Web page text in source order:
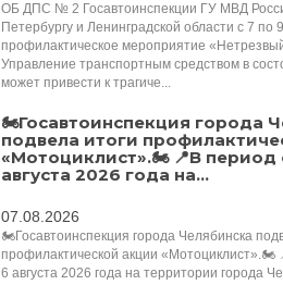
ОБ ДПС № 2 Госавтоинспекции ГУ МВД
Петербургу и Ленинградской области с 7 по
профилактическое мероприятие
Управление транспортным средством в
может привести к трагиче...
🏍️Госавтоинспекция города
подвела итоги
«Мотоциклист».🏍️ 📍В период
августа 2026 года на...
07.08.2026
🏍️Госавтоинспекция города Челябинска
профилактической акции «Мотоциклист».🏍️
6 августа 2026 года на территории города